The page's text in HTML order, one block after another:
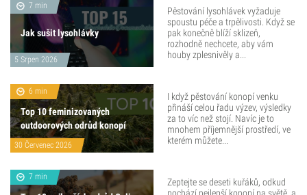
7 min
Jak sušit lysohlávky
5 Srpen 2026
Pěstování lysohlávek vyžaduje
spoustu péče a trpělivosti. Když se
pak konečně blíží sklizeň,
rozhodně nechcete, aby vám
houby zplesnivěly a...
6 min
Top 10 feminizovaných
outdoorových odrůd konopí
30 Červenec 2026
I když pěstování konopí venku
přináší celou řadu výzev, výsledky
za to víc než stojí. Navíc je to
mnohem příjemnější prostředí, ve
kterém můžete...
7 min
Zeptejte se deseti kuřáků, odkud